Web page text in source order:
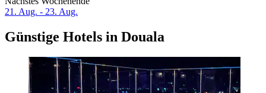
21. Aug. - 23. Aug.
Günstige Hotels in Douala